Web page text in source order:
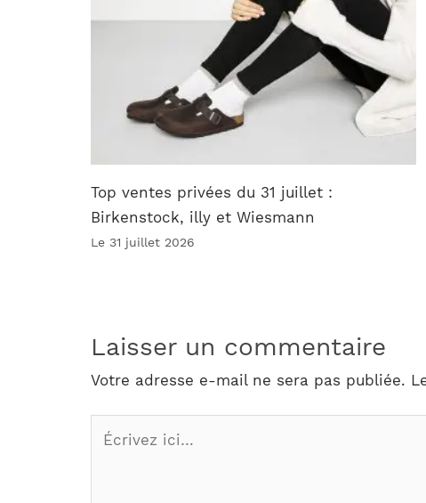
Top ventes privées du 31 juillet :
Birkenstock, illy et Wiesmann
Le 31 juillet 2026
Laisser un commentaire
Votre adresse e-mail ne sera pas publiée.
Écrivez